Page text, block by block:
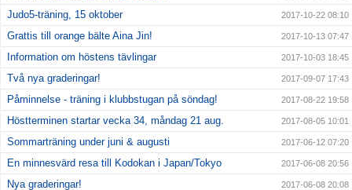
Judo5-träning, 15 oktober 2017-10-22 08:10
Grattis till orange bälte Aina Jin! 2017-10-13 07:47
Information om höstens tävlingar 2017-10-03 18:45
Två nya graderingar! 2017-09-07 17:43
Påminnelse - träning i klubbstugan på söndag! 2017-08-22 19:58
Höstterminen startar vecka 34, måndag 21 aug. 2017-08-05 10:01
Sommarträning under juni & augusti 2017-06-12 07:20
En minnesvärd resa till Kodokan i Japan/Tokyo 2017-06-08 20:56
Nya graderingar! 2017-06-08 20:08